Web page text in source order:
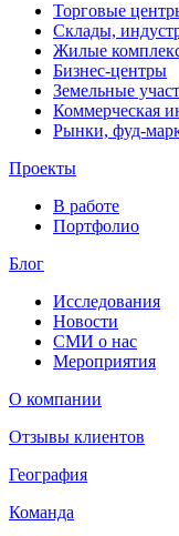
Торговые
Склады,
Жилые
Бизнес-центры
Земельные
Коммерческая
Рынки, фуд-
Проекты
В работе
Портфолио
Блог
Исследования
Новости
СМИ о нас
Мероприятия
О компании
Отзывы клиентов
География
Команда